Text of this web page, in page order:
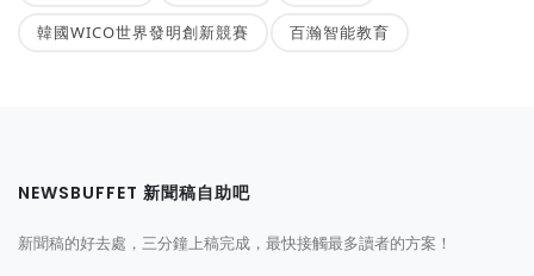
韓國WICO世界發明創新競賽 百瀚智能教育
NEWSBUFFET 新聞稿自助吧
新聞稿的好去處，三分鐘上稿完成，最快接觸最多讀者的方案！